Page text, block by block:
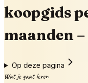
koopgids
maanden
Op deze pagina
Wat je gaat leren